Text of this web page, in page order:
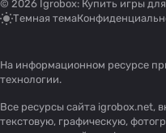
© 2026 Igrobox: Купить игры
Темная тема
На информационном ресурсе
технологии.
Все ресурсы сайта igrobox.net,
текстовую, графическую,